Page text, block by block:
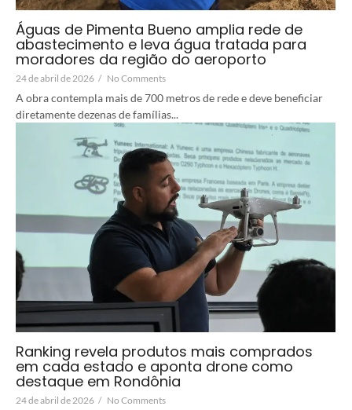
Águas de Pimenta Bueno amplia rede de
abastecimento e leva água tratada para
moradores da região do aeroporto
24 de abril de 2026 / No Comments
A obra contempla mais de 700 metros de rede e deve beneficiar
diretamente dezenas de famílias...
Ranking revela produtos mais comprados
em cada estado e aponta drone como
destaque em Rondônia
24 de abril de 2026 / No Comments